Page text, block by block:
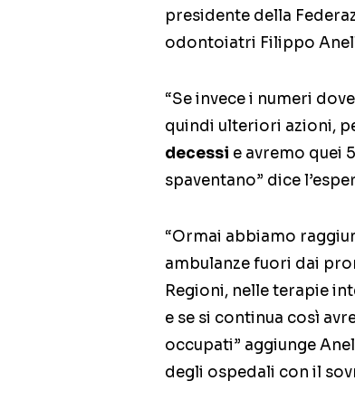
presidente della
odontoiatri Filippo
“Se invece i numeri
quindi ulteriori azioni,
decessi e avremo quei
spaventano” dice
“Ormai abbiamo
ambulanze fuori dai
Regioni, nelle terapie
e se si continua così
occupati” aggiunge
degli ospedali con il